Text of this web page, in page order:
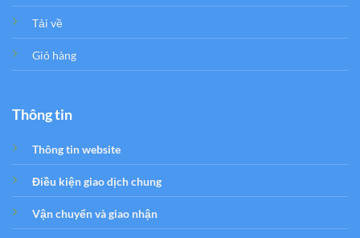
Tải về
Giỏ hàng
Thông tin
Thông tin website
Điều kiện giao dịch chung
Vận chuyển và giao nhận